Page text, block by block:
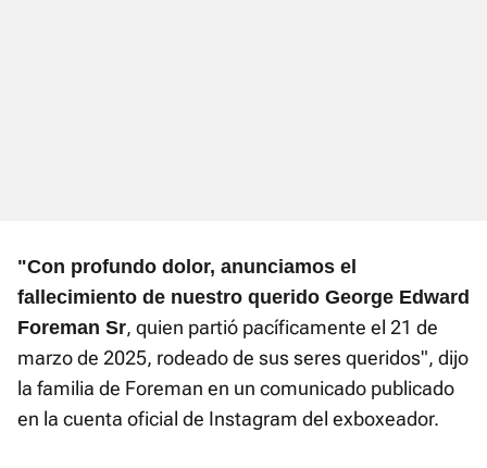
"Con profundo dolor, anunciamos el
fallecimiento de nuestro querido George Edward
Foreman Sr, quien partió pacíficamente el 21 de
marzo de 2025, rodeado de sus seres queridos", dijo
la familia de Foreman en un comunicado publicado
en la cuenta oficial de Instagram del exboxeador.